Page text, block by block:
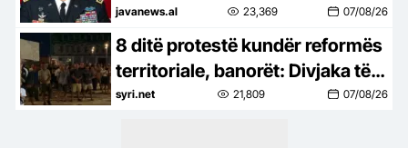
zyrtarisht ambasador në
Shqipëri
javanews.al 23,369 07/08/26
8 ditë protestë kundër reformës
territoriale, banorët: Divjaka të
mbetet bashki, nisin peticionin
syri.net 21,809 07/08/26